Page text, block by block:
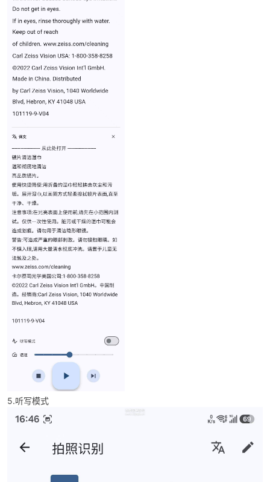
5.听写模式